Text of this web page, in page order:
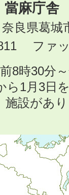
當麻庁舎
良県葛城
ファ
8時30分
ら1月3日
設があ